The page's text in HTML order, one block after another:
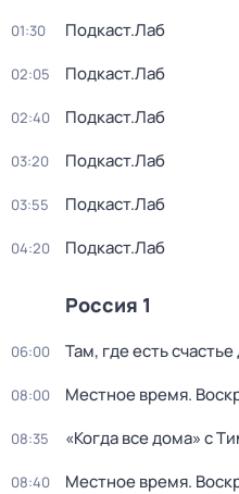
01:30 Подкаст.Лаб
02:05 Подкаст.Лаб
02:40 Подкаст.Лаб
03:20 Подкаст.Лаб
03:55 Подкаст.Лаб
04:20 Подкаст.Лаб
Россия 1
06:00 Там, где есть
08:00 Местное время.
08:35 «Когда все дома» с
08:40 Местное время.